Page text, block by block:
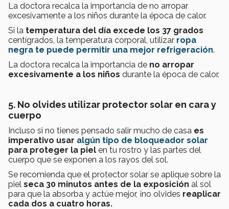
La doctora recalca la importancia de no arropar
excesivamente a los niños durante la época de calor.
Si la temperatura del día excede los 37 grados
centígrados, la temperatura corporal, utilizar ropa
negra te puede permitir una mejor refrigeración.
La doctora recalca la importancia de no arropar
excesivamente a los niños durante la época de calor.
5. No olvides utilizar protector solar en cara y
cuerpo
Incluso si no tienes pensado salir mucho de casa es
imperativo usar algún tipo de bloqueador solar
para proteger la piel en tu rostro y las partes del
cuerpo que se exponen a los rayos del sol.
Se recomienda que el protector solar se aplique sobre la
piel seca 30 minutos antes de la exposición al sol
para que la absorba y actúe mejor, ¡no olvides reaplicar
cada dos a cuatro horas.